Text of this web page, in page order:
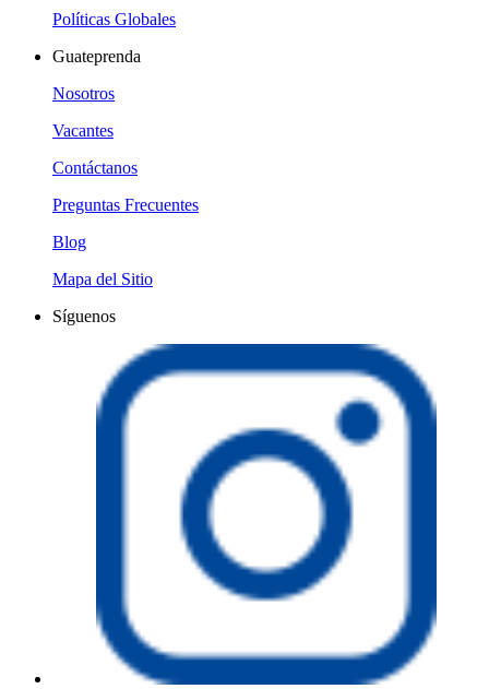
Políticas Globales
Guateprenda
Nosotros
Vacantes
Contáctanos
Preguntas Frecuentes
Blog
Mapa del Sitio
Síguenos